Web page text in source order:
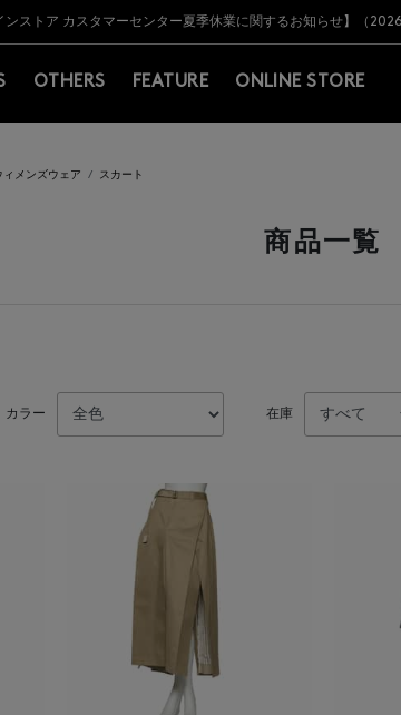
＞会員のお客様は11,000円（税込）以上のお買上げで常時送
【夏季休業に伴う出荷一時停止のお知らせ】(2026.8.7)
ンストア カスタマーセンター夏季休業に関するお知らせ】（
季休業に伴う返品・交換承り一時停止のお知らせ】（2026.8.5）
熊本県を中心とした地震の影響によるお荷物のお届けについて
【開催中】SUMMER SALEのご案内・ご注意事項
＞会員のお客様は11,000円（税込）以上のお買上げで常時送
【夏季休業に伴う出荷一時停止のお知らせ】(2026.8.7)
OTHERS FEATURE ONLINE STORE
ィメンズウェア スカート
商品一覧
カラー 在庫